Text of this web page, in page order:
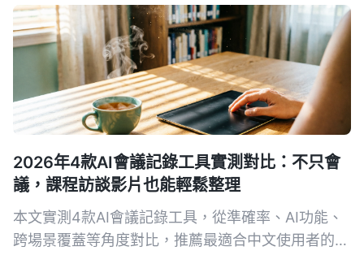
2026年4款AI會議記錄工具實測對比：不只會
議，課程訪談影片也能輕鬆整理
本文實測4款AI會議記錄工具，從準確率、AI功能、
跨場景覆蓋等角度對比，推薦最適合中文使用者的